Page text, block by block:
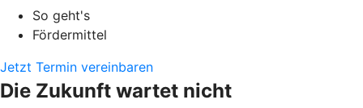
So geht's
Fördermittel
Jetzt Termin vereinbaren
Die Zukunft wartet nicht